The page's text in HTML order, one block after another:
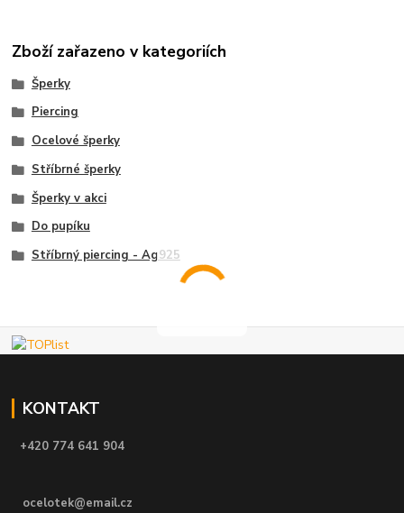
Zboží zařazeno v kategoriích
Šperky
Piercing
Ocelové šperky
Stříbrné šperky
Šperky v akci
Do pupíku
Stříbrný piercing - Ag925
KONTAKT
+420 774 641 904
ocelotek@email.cz